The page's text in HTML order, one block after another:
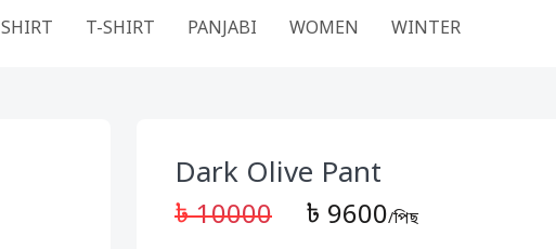
SHIRT T-SHIRT PANJABI WOMEN WINTER
Dark Olive Pant
৳10000 ৳ 9600/পিছ